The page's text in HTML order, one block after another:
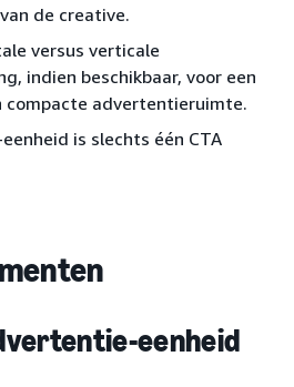
de creative.
versus verticale
indien beschikbaar, voor een
compacte advertentieruimte.
is slechts één CTA
eenheid